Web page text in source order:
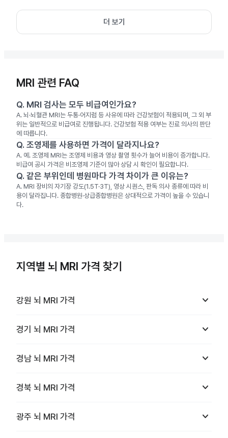
더 보기
MRI 관련 FAQ
Q. MRI 검사는 모두 비급여인가요?
A. 뇌·뇌혈관 MRI는 두통·어지럼 등 사유에 따라 건강보험이 적용되며, 그 외 부
위는 일반적으로 비급여로 진행됩니다. 건강보험 적용 여부는 진료 의사의 판단
에 따릅니다.
Q. 조영제를 사용하면 가격이 달라지나요?
A. 예. 조영제 MRI는 조영제 비용과 영상 촬영 횟수가 늘어 비용이 증가합니다.
비급여 공시 가격은 비조영제 기준이 많아 상담 시 확인이 필요합니다.
Q. 같은 부위인데 병원마다 가격 차이가 큰 이유는?
A. MRI 장비의 자기장 강도(1.5T·3T), 영상 시퀀스, 판독 의사 종류에 따라 비
용이 달라집니다. 종합병원·상급종합병원은 상대적으로 가격이 높을 수 있습니
다.
지역별 뇌 MRI 가격 찾기
강원 뇌 MRI 가격 keyboard_arrow_down
경기 뇌 MRI 가격 keyboard_arrow_down
경남 뇌 MRI 가격 keyboard_arrow_down
경북 뇌 MRI 가격 keyboard_arrow_down
광주 뇌 MRI 가격 keyboard_arrow_down